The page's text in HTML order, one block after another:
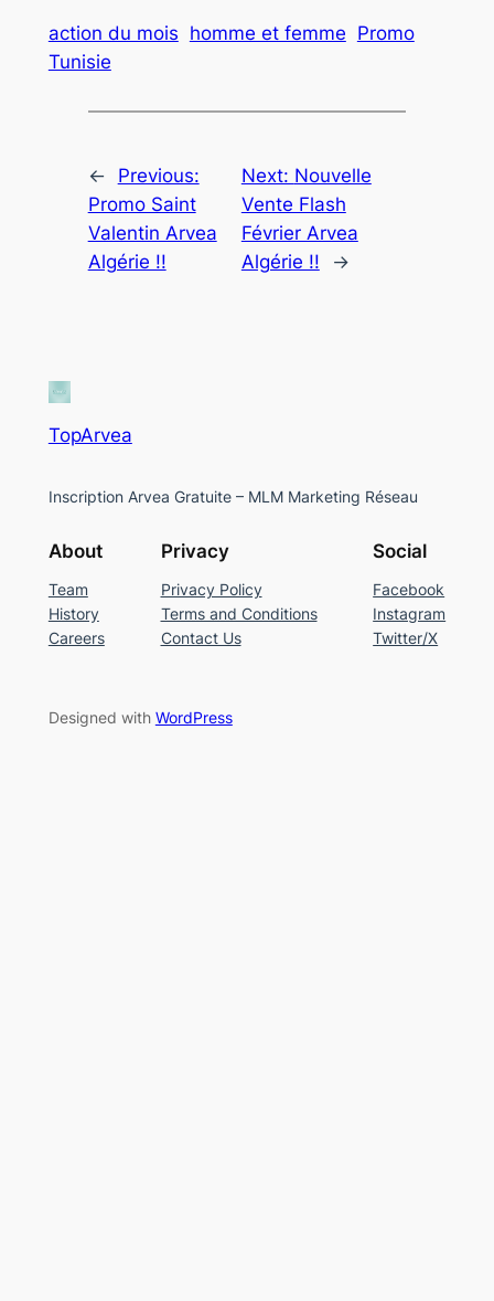
action du mois homme et femme Promo
Tunisie
←
Previous:
Promo Saint
Valentin Arvea
Algérie !!
Next: Nouvelle
Vente Flash
Février Arvea
Algérie !!
→
TopArvea
Inscription Arvea Gratuite – MLM Marketing Réseau
About
Team
History
Careers
Privacy
Privacy Policy
Terms and Conditions
Contact Us
Social
Facebook
Instagram
Twitter/X
Designed with WordPress